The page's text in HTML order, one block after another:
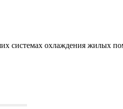
системах охлаждения жилых